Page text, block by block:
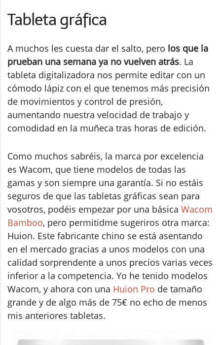
Tableta gráfica
A muchos les cuesta dar el salto, pero los que la
prueban una semana ya no vuelven atrás. La
tableta digitalizadora nos permite editar con un
cómodo lápiz con el que tenemos más precisión
de movimientos y control de presión,
aumentando nuestra velocidad de trabajo y
comodidad en la muñeca tras horas de edición.
Como muchos sabréis, la marca por excelencia
es Wacom, que tiene modelos de todas las
gamas y son siempre una garantía. Si no estáis
seguros de que las tabletas gráficas sean para
vosotros, podéis empezar por una básica Wacom
Bamboo, pero permitidme sugeriros otra marca:
Huion. Este fabricante chino se está asentando
en el mercado gracias a unos modelos con una
calidad sorprendente a unos precios varias veces
inferior a la competencia. Yo he tenido modelos
Wacom, y ahora con una Huion Pro de tamaño
grande y de algo más de 75€ no echo de menos
mis anteriores tabletas.